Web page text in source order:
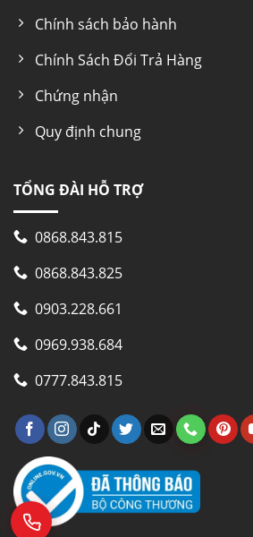
Chính sách bảo hành
Chính Sách Đổi Trả Hàng
Chứng nhận
Quy định chung
TỔNG ĐÀI HỖ TRỢ
0868.843.815
0868.843.825
0903.228.661
0969.938.684
0777.843.815